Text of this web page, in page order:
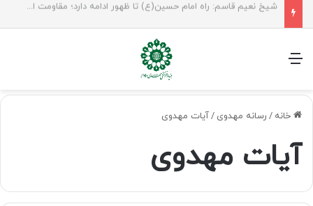
راهپیمایی اربعین، رزمایش منتظران ظهور
منو
خانه / رسانه مهدوی /آیات مهدوی
آیات مهدوی